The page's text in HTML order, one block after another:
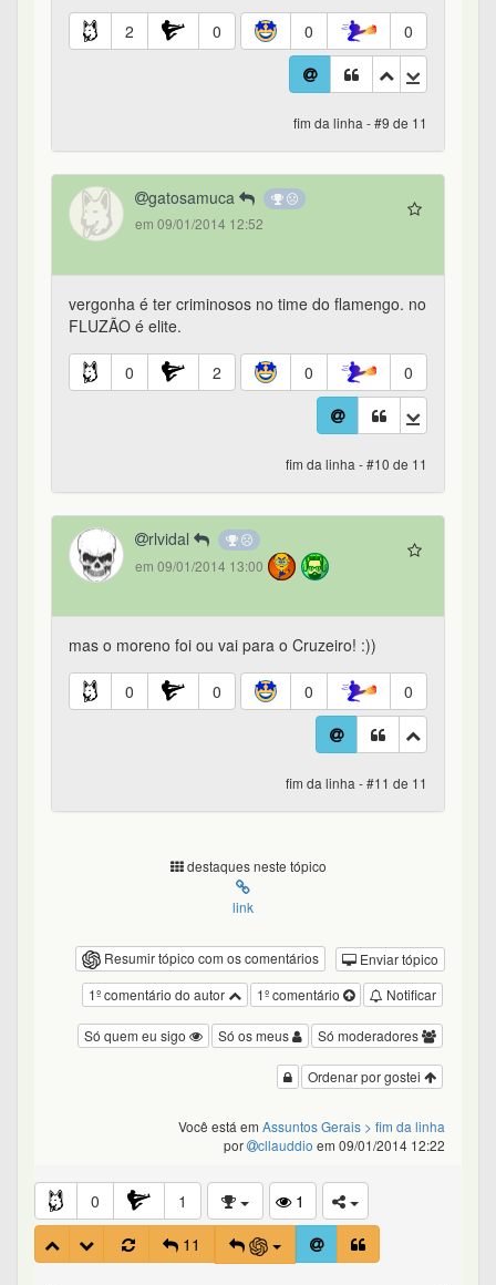
2 0 0 0
fim da linha - #9 de 11
gatosamuca
em 09/01/2014 12:52
vergonha é ter criminosos no time do flamengo. no
FLUZÃO é elite.
0 2 0 0
fim da linha - #10 de 11
rlvidal
em 09/01/2014 13:00
mas o moreno foi ou vai para o Cruzeiro! :))
0 0 0 0
fim da linha - #11 de 11
destaques neste tópico
link
Resumir tópico com os comentários
Enviar tópico
Notificar
1º comentário
1º comentário do autor
Só moderadores
Só os meus
Só quem eu sigo
Ordenar por gostei
Você está em Assuntos Gerais > fim da linha
por
cllauddio em 09/01/2014 12:22
0 1
1
11